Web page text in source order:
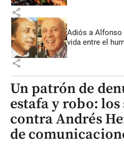
share
Adiós a Alfonso
vida entre el
share
Un patrón de
estafa y robo:
contra Andrés
de